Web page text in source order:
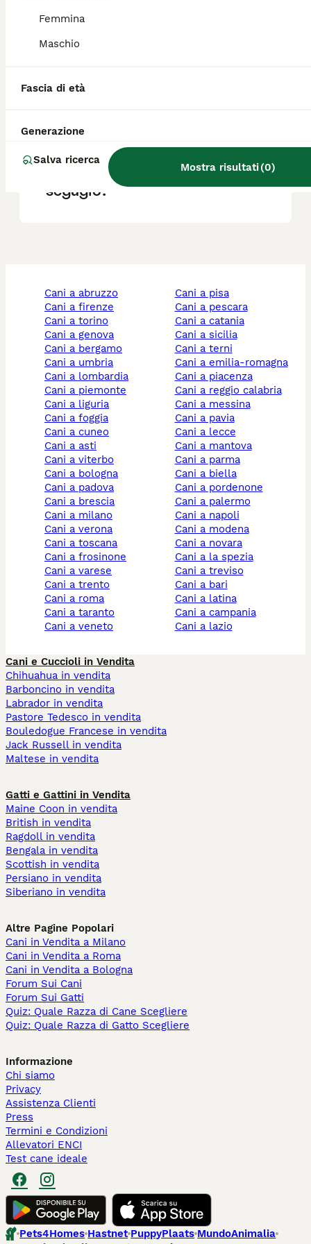
Femmina
Maschio
Fascia di età
Generazione
Salva ricerca
Mostra risultati(0)
segugio?
Quali sono i difetti di un
segugio?
cani a abruzzo
cani a firenze
cani a torino
cani a genova
cani a bergamo
cani a umbria
cani a lombardia
cani a piemonte
cani a liguria
cani a foggia
cani a cuneo
cani a asti
cani a viterbo
cani a bologna
cani a padova
cani a brescia
cani a milano
cani a verona
cani a toscana
cani a frosinone
cani a varese
cani a trento
cani a roma
cani a taranto
cani a veneto
cani a pisa
cani a pescara
cani a catania
cani a sicilia
cani a terni
cani a emilia-romagna
cani a piacenza
cani a reggio calabria
cani a messina
cani a pavia
cani a lecce
cani a mantova
cani a parma
cani a biella
cani a pordenone
cani a palermo
cani a napoli
cani a modena
cani a novara
cani a la spezia
cani a treviso
cani a bari
cani a latina
cani a campania
cani a lazio
Cani e Cuccioli in Vendita
Chihuahua in vendita
Barboncino in vendita
Labrador in vendita
Pastore Tedesco in vendita
Bouledogue Francese in vendita
Jack Russell in vendita
Maltese in vendita
Gatti e Gattini in Vendita
Maine Coon in vendita
British in vendita
Ragdoll in vendita
Bengala in vendita
Scottish in vendita
Persiano in vendita
Siberiano in vendita
Altre Pagine Popolari
Cani in Vendita a Milano
Cani in Vendita a Roma
Cani in Vendita a Bologna
Forum Sui Cani
Forum Sui Gatti
Quiz: Quale Razza di Cane Scegliere
Quiz: Quale Razza di Gatto Scegliere
Informazione
Chi siamo
Privacy
Assistenza Clienti
Press
Termini e Condizioni
Allevatori ENCI
Test cane ideale
Pets4Homes Hastnet PuppyPlaats MundoAnimalia